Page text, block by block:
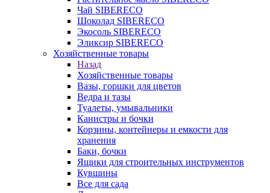
Чай SIBERECO
Шоколад SIBERECO
Экосоль SIBERECO
Эликсир SIBERECO
Хозяйственные товары
Назад
Хозяйственные товары
Вазы, горшки для цветов
Ведра и тазы
Туалеты, умывальники
Канистры и бочки
Корзины, контейнеры и емкости для
хранения
Баки, бочки
Ящики для строительных инструментов
Кувшины
Все для сада